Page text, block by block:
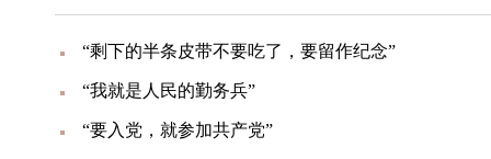
“剩下的半条皮带不要吃了，要留作纪念”
“我就是人民的勤务兵”
“要入党，就参加共产党”